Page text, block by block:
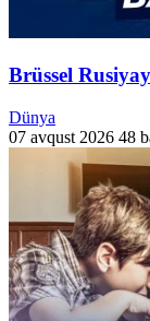
Brüssel
Dünya
07 avqust 2026 48